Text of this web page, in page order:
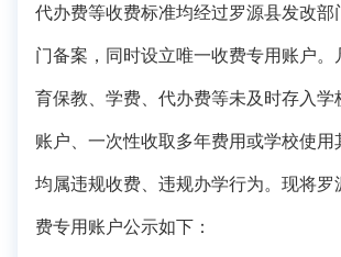
代办费等收费标准均经过罗源县发改部
门备案，同时设立唯一收费专用账户。
育保教、学费、代办费等未及时存入学
账户、一次性收取多年费用或学校使用
均属违规收费、违规办学行为。现将罗
费专用账户公示如下：